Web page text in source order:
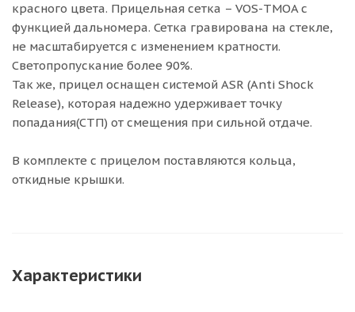
красного цвета. Прицельная сетка – VOS-TMOA с
функцией дальномера. Сетка гравирована на стекле,
не масштабируется с изменением кратности.
Светопропускание более 90%.
Так же, прицел оснащен системой ASR (Anti Shock
Release), которая надежно удерживает точку
попадания(СТП) от смещения при сильной отдаче.
В комплекте с прицелом поставляются кольца,
откидные крышки.
Характеристики